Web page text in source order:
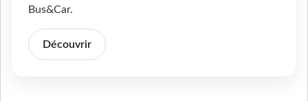
Bus&Car.
Découvrir